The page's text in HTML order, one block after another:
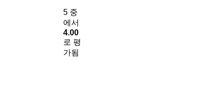
5 중
에서
4.00
로 평
가됨